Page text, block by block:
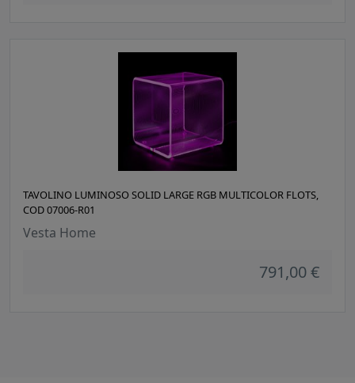
TAVOLINO LUMINOSO SOLID LARGE RGB MULTICOLOR FLOTS,
COD 07006-R01
Vesta Home
791,00 €